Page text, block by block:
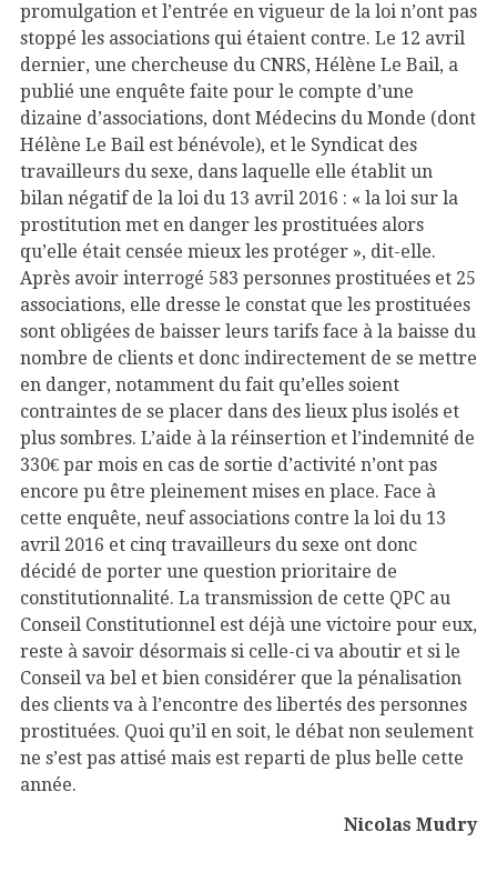
promulgation et l’entrée en vigueur de la loi n’ont pas
stoppé les associations qui étaient contre. Le 12 avril
dernier, une chercheuse du CNRS, Hélène Le Bail, a
publié une enquête faite pour le compte d’une
dizaine d’associations, dont Médecins du Monde (dont
Hélène Le Bail est bénévole), et le Syndicat des
travailleurs du sexe, dans laquelle elle établit un
bilan négatif de la loi du 13 avril 2016 : « la loi sur la
prostitution met en danger les prostituées alors
qu’elle était censée mieux les protéger », dit-elle.
Après avoir interrogé 583 personnes prostituées et 25
associations, elle dresse le constat que les prostituées
sont obligées de baisser leurs tarifs face à la baisse du
nombre de clients et donc indirectement de se mettre
en danger, notamment du fait qu’elles soient
contraintes de se placer dans des lieux plus isolés et
plus sombres. L’aide à la réinsertion et l’indemnité de
330€ par mois en cas de sortie d’activité n’ont pas
encore pu être pleinement mises en place. Face à
cette enquête, neuf associations contre la loi du 13
avril 2016 et cinq travailleurs du sexe ont donc
décidé de porter une question prioritaire de
constitutionnalité. La transmission de cette QPC au
Conseil Constitutionnel est déjà une victoire pour eux,
reste à savoir désormais si celle-ci va aboutir et si le
Conseil va bel et bien considérer que la pénalisation
des clients va à l’encontre des libertés des personnes
prostituées. Quoi qu’il en soit, le débat non seulement
ne s’est pas attisé mais est reparti de plus belle cette
année.
Nicolas Mudry